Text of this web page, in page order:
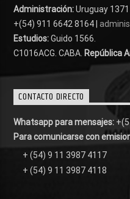
Administración:Uruguay 1371
+(54) 911 6642 8164 |
Estudios:Guido 1566.
C1016ACG . CABA. República
CONTACTO DIRECTO
Whatsapp para mensajes:
Para comunicarse con
+ (54) 9 11 3987 4117
+ (54) 9 11 3987 4118